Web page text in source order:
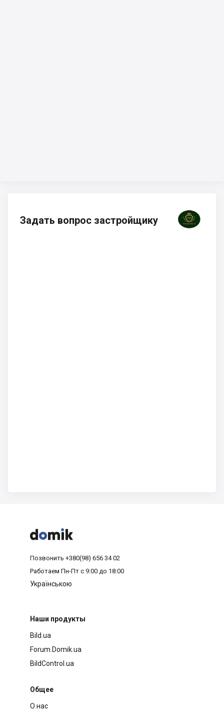
Задать вопрос застройщику



Позвонить +380(98) 656 34 02
Работаем Пн-Пт с 9:00 до 18:00
Українською
Наши продукты
Bild.ua
Forum.Domik.ua
BildControl.ua
Общее
О нас